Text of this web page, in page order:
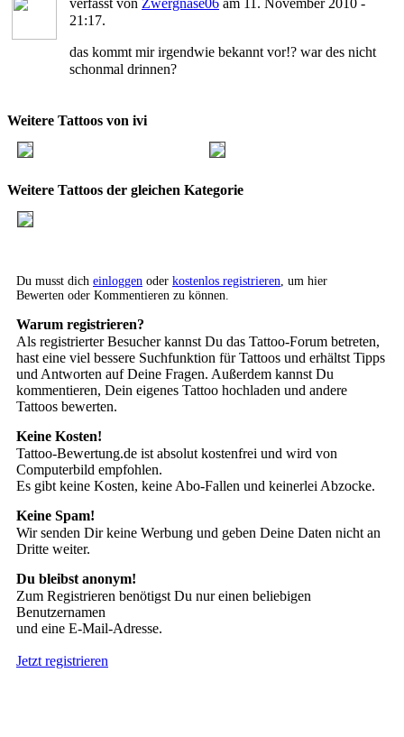
21:17.
das kommt mir irgendwie bekannt vor!? war des nicht
schonmal drinnen?
Weitere Tattoos von ivi
Weitere Tattoos der gleichen Kategorie
Du musst dich einloggen oder kostenlos registrieren , um hier
Bewerten oder Kommentieren zu können.
Warum registrieren?
Als registrierter Besucher kannst Du das Tattoo-Forum betreten,
hast eine viel bessere Suchfunktion für Tattoos und erhältst Tipps
und Antworten auf Deine Fragen. Außerdem kannst Du
kommentieren, Dein eigenes Tattoo hochladen und andere
Tattoos bewerten.
Keine Kosten!
Tattoo-Bewertung.de ist absolut kostenfrei und wird von
Computerbild empfohlen.
Es gibt keine Kosten, keine Abo-Fallen und keinerlei Abzocke.
Keine Spam!
Wir senden Dir keine Werbung und geben Deine Daten nicht an
Dritte weiter.
Du bleibst anonym!
Zum Registrieren benötigst Du nur einen beliebigen
Benutzernamen
und eine E-Mail-Adresse.
Jetzt registrieren